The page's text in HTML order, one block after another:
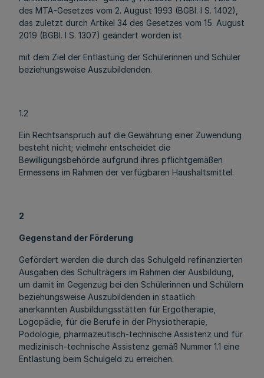
des MTA-Gesetzes vom 2. August 1993 (BGBl. I S. 1402),
das zuletzt durch Artikel 34 des Gesetzes vom 15. August
2019 (BGBl. I S. 1307) geändert worden ist
mit dem Ziel der Entlastung der Schülerinnen und Schüler
beziehungsweise Auszubildenden.
1.2
Ein Rechtsanspruch auf die Gewährung einer Zuwendung
besteht nicht; vielmehr entscheidet die
Bewilligungsbehörde aufgrund ihres pflichtgemäßen
Ermessens im Rahmen der verfügbaren Haushaltsmittel.
2
Gegenstand der Förderung
Gefördert werden die durch das Schulgeld refinanzierten
Ausgaben des Schulträgers im Rahmen der Ausbildung,
um damit im Gegenzug bei den Schülerinnen und Schülern
beziehungsweise Auszubildenden in staatlich
anerkannten Ausbildungsstätten für Ergotherapie,
Logopädie, für die Berufe in der Physiotherapie,
Podologie, pharmazeutisch-technische Assistenz und für
medizinisch-technische Assistenz gemäß Nummer 1.1 eine
Entlastung beim Schulgeld zu erreichen.